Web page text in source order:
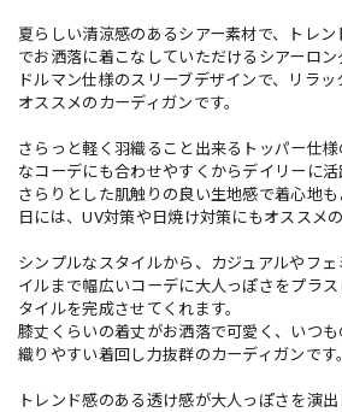
夏らしい清涼感のあるシアー素材で、トレ
でお洒落に着こなしていただけるシアーロン
ドルマン仕様のスリーブデザインで、リラ
オススメのカーディガンです。
さらっと軽く羽織ること出来るトッパー仕
なコーデにも合わせやすくからデイリーに活
さらりとした肌触りの良い生地感で着心地
日には、UV対策や日焼け対策にもオススメ
シンプルなスタイルから、カジュアルやフ
イルまで幅広いコーデに大人っぽさをプラ
タイルを完成させてくれます。
膝丈くらいの着丈がお洒落で可愛く、いつ
織りやすい着回し力抜群のカーディガンです
トレンド感のある透け感が大人っぽさを演